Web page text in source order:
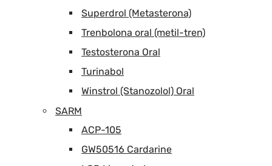
Superdrol (Metasterona)
Trenbolona oral (metil-tren)
Testosterona Oral
Turinabol
Winstrol (Stanozolol) Oral
SARM
ACP-105
GW50516 Cardarine